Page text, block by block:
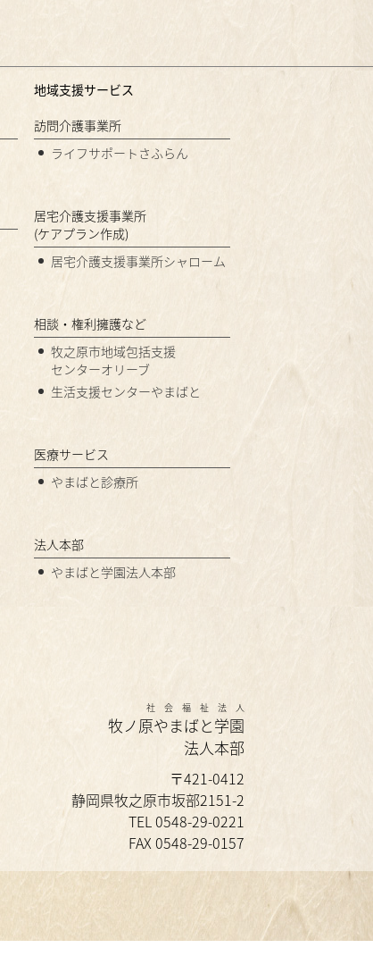
地域支援サービス
訪問介護事業所
ライフサポートさふらん
居宅介護支援事業所
(ケアプラン作成)
居宅介護支援事業所シャローム
相談・権利擁護など
牧之原市地域包括支援
センターオリーブ
生活支援センターやまばと
医療サービス
やまばと診療所
法人本部
やまばと学園法人本部
社会福祉法人
牧ノ原やまばと学園
法人本部
〒421-0412
静岡県牧之原市坂部2151-2
TEL 0548-29-0221
FAX 0548-29-0157